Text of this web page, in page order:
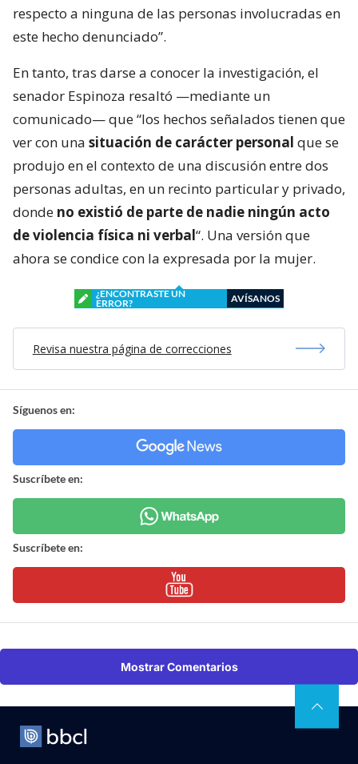
respecto a ninguna de las personas involucradas en
este hecho denunciado”.
En tanto, tras darse a conocer la investigación, el
senador Espinoza resaltó —mediante un
comunicado— que “los hechos señalados tienen que
ver con una situación de carácter personal que se
produjo en el contexto de una discusión entre dos
personas adultas, en un recinto particular y privado,
donde no existió de parte de nadie ningún acto
de violencia física ni verbal“. Una versión que
ahora se condice con la expresada por la mujer.
¿ENCONTRASTE UN
ERROR?
AVÍSANOS
Revisa nuestra página de correcciones
Síguenos en:
Suscríbete en:
Suscríbete en:
Mostrar Comentarios